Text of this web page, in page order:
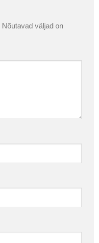
Nõutavad väljad on